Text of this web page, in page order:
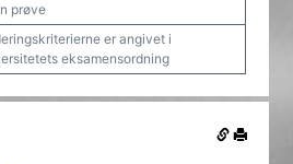
prøve
er angivet i
eksamensordning